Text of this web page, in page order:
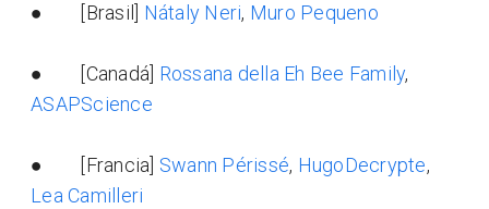
● [Brasil] Nátaly Neri, Muro Pequeno
● [Canadá] Rossana della Eh Bee Family,
ASAPScience
● [Francia] Swann Périssé, HugoDecrypte,
Lea Camilleri